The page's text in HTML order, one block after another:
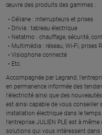
œuvre des produits des gammes : ​
Céliane : interrupteurs et prises ​
Drivia : tableau électrique ​
Netatmo : chauffage, sécurité,
Multimédia : réseau, Wi-Fi, prises
Visiophone connecté​
Etc.​
​Accompagnée par Legrand,
en permanence informée des
l'électricité ainsi que des
est ainsi capable de vous conseiller
installation électrique dans le
l’entreprise JULIEN PLE est à
solutions qui vous intéressent